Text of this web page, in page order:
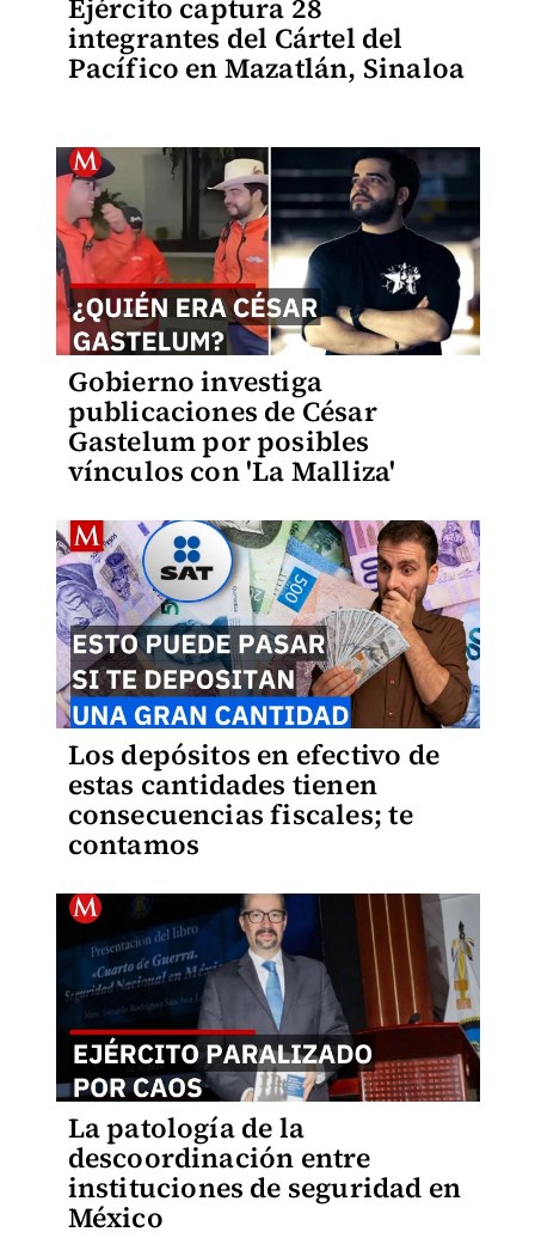
Ejército captura 28
integrantes del Cártel del
Pacífico en Mazatlán, Sinaloa
Gobierno investiga
publicaciones de César
Gastelum por posibles
vínculos con 'La Malliza'
Los depósitos en efectivo de
estas cantidades tienen
consecuencias fiscales; te
contamos
La patología de la
descoordinación entre
instituciones de seguridad en
México